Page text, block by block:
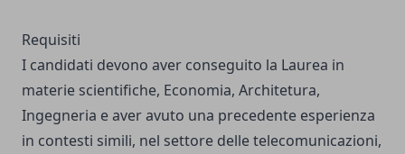
Requisiti
I candidati devono aver conseguito la Laurea in
materie scientifiche, Economia, Architetura,
Ingegneria e aver avuto una precedente esperienza
in contesti simili, nel settore delle telecomunicazioni,